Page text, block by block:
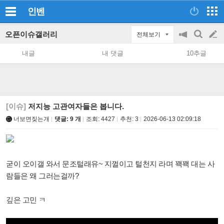
인벤
오픈이슈갤러리 전체보기
공
지
on/off
검
색
글
쓰
내글 내 댓글 10추글
[이슈] 저지능 고관여자들은 봅니다.
너보면짖는개 댓글: 9 개 조회: 4427 추천: 3 2026-06-13 02:09:18
굳이 오이갤 와서 문조털래유~ 지껄이고 털천지 라며 꽥꽥 대는 사
람들은 왜 그러는걸까?
깊은 고민 ㅋ